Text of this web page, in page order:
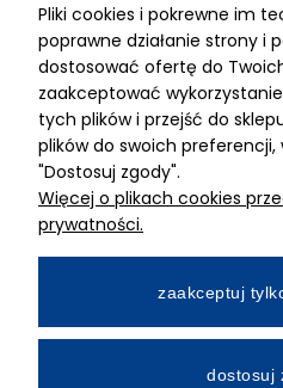
ADRES
MIMARI sp z o.o.
ul. Kurkowa 12
50-210 Wrocław
Dane rejestracyjne
NIP:8982325327
Wpłacony w całości
Numer konta bankowego
Pliki cookies i pokrewne im
poprawne działanie strony i
dostosować ofertę do
zaakceptować
tych plików i przejść do
plików do swoich
"Dostosuj zgody".
Więcej o plikach cookies
prywatności.
zaakceptuj
dostosuj